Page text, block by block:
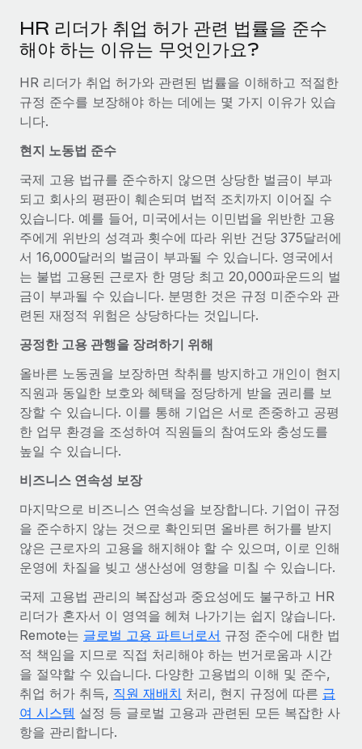
통합
서비스
전문가 상담
글로벌 인사 및 규정 준수 업무 처리에 전문가 지원 제공
신원 조사
채용 후보자 심사 프로세스 간소화
Compliance Watchtower
규정 준수 관련 위험에 선제적으로 대응
기기 관리
전 세계 IT 장비 제공 및 추적 관리
법인 설립
법인 설립을 빠르고 준법적으로 지원
글로벌 인재 이동 및 전근
직원 해외 이전을 간편하게 처리
복리후생
손쉬운 직원 복리후생 관리
전략적 기술 파트너
플랫폼에 글로벌 HR을 유연하게 통합
파트너 되기
Remote와의 파트너십 기회 탐색
통합 및 AI 자동화 컨설팅
사례 연구
웨비나
이벤트
뉴스룸
급여 및 인재 인사이트
지원받기
모든 리소스 보기
블로그
글로벌 급여
EOR 및 PEO
계약자 관리
세금
블로그 둘러보기
Remote 제품 관련 소식: Gusto 및 Xero와의 통합과
Remote Contractor Management Plus
Remote의 사명은 모든 규모의 기업이 전 세계 어디서든 업무에 가
장 적합 사람을 찾아 채용 및 관리하고 급여를 지급하도록 돕는 것
입니다. 이를 위해 최근 몇 주 동안 새로운...
자세히 알아보기
Shootsta가 Remote를 통해 네 개의 시장에서 글로벌
채용을 확장한 방법
日本語
한국어
中文（简体）
HR 리더가 취업 허가 관련 법률을 준수
해야 하는 이유는 무엇인가요?
HR 리더가 취업 허가와 관련된 법률을 이해하고 적절한
규정 준수를 보장해야 하는 데에는 몇 가지 이유가 있습
니다.
현지 노동법 준수
국제 고용 법규를 준수하지 않으면 상당한 벌금이 부과
되고 회사의 평판이 훼손되며 법적 조치까지 이어질 수
있습니다. 예를 들어, 미국에서는 이민법을 위반한 고용
주에게 위반의 성격과 횟수에 따라 위반 건당 375달러에
서 16,000달러의 벌금이 부과될 수 있습니다. 영국에서
는 불법 고용된 근로자 한 명당 최고 20,000파운드의 벌
금이 부과될 수 있습니다. 분명한 것은 규정 미준수와 관
련된 재정적 위험은 상당하다는 것입니다.
공정한 고용 관행을 장려하기 위해
올바른 노동권을 보장하면 착취를 방지하고 개인이 현지
직원과 동일한 보호와 혜택을 정당하게 받을 권리를 보
장할 수 있습니다. 이를 통해 기업은 서로 존중하고 공평
한 업무 환경을 조성하여 직원들의 참여도와 충성도를
높일 수 있습니다.
비즈니스 연속성 보장
마지막으로 비즈니스 연속성을 보장합니다. 기업이 규정
을 준수하지 않는 것으로 확인되면 올바른 허가를 받지
않은 근로자의 고용을 해지해야 할 수 있으며, 이로 인해
운영에 차질을 빚고 생산성에 영향을 미칠 수 있습니다.
국제 고용법 관리의 복잡성과 중요성에도 불구하고 HR
리더가 혼자서 이 영역을 헤쳐 나가기는 쉽지 않습니다.
Remote는 글로벌 고용 파트너로서 규정 준수에 대한 법
적 책임을 지므로 직접 처리해야 하는 번거로움과 시간
을 절약할 수 있습니다. 다양한 고용법의 이해 및 준수,
취업 허가 취득, 직원 재배치 처리, 현지 규정에 따른 급
여 시스템 설정 등 글로벌 고용과 관련된 모든 복잡한 사
항을 관리합니다.